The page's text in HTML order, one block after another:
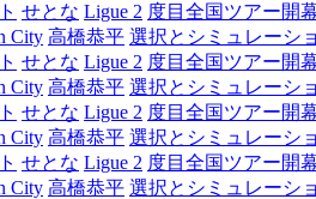
せとな Ligue 2 度目全国ツアー開
City 高橋恭平 選択とシミュレーシ
せとな Ligue 2 度目全国ツアー開
City 高橋恭平 選択とシミュレーシ
せとな Ligue 2 度目全国ツアー開
City 高橋恭平 選択とシミュレーシ
せとな Ligue 2 度目全国ツアー開
City 高橋恭平 選択とシミュレーシ